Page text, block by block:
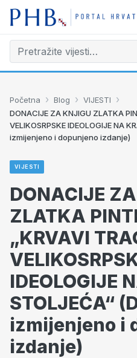
Početna › Blog › VIJESTI ›
DONACIJE ZA KNJIGU ZLATKA
VELIKOSRPSKE IDEOLOGIJE NA
izmijenjeno i dopunjeno izdanje)
VIJESTI
DONACIJE
ZLATKA
„KRVAVI
IDEOLOGIJE
STOLJEĆA“
izmijenjeno i
izdanje)